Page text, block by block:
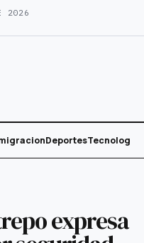
2026
DeportesTecnología
expresa